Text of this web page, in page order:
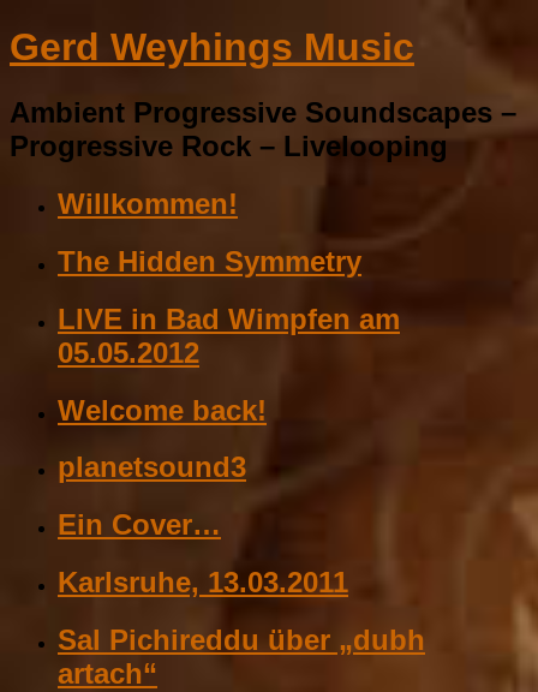
Gerd Weyhings Music
Ambient Progressive Soundscapes –
Progressive Rock – Livelooping
Willkommen!
The Hidden Symmetry
LIVE in Bad Wimpfen am
05.05.2012
Welcome back!
planetsound3
Ein Cover…
Karlsruhe, 13.03.2011
Sal Pichireddu über „dubh
artach“